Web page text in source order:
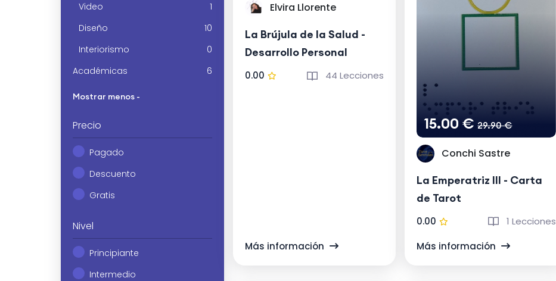
Video
1
Diseño
10
Interiorismo
0
Académicas
6
Mostrar menos -
Precio
Pagado
Descuento
Gratis
Nivel
Principiante
Intermedio
Elvira Llorente
La Brújula de la Salud -
Desarrollo Personal
0.00 44 Lecciones
Más información
15.00 €29.90 €
Conchi Sastre
La Emperatriz III - Carta
de Tarot
0.00
1 Lecciones
Más información